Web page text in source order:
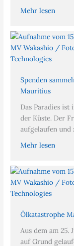
Mehr lesen
Spenden
Mauritius
Das Paradies
der Küste. Der
aufgelaufen und
Mehr lesen
Ölkatastrophe
Aus dem am 25.
auf Grund